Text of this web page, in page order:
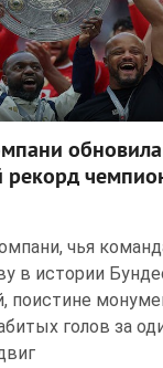
обновила
чья
в истории
поистине
голов за